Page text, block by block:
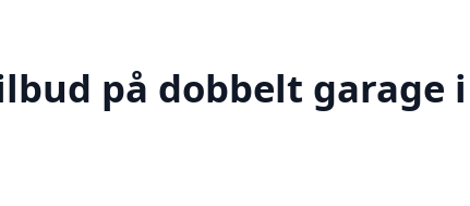
på dobbelt garage i